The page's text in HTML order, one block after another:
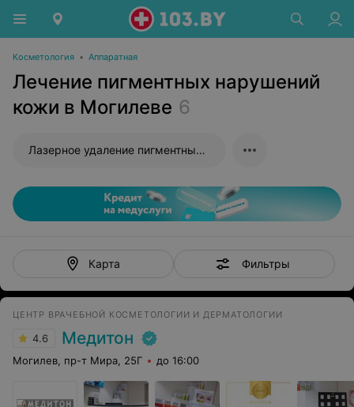
Косметология • Аппаратная
Лечение пигментных нарушений
кожи в Могилеве 6
Лазерное удаление пигментных пятен
Карта Фильтры
ЦЕНТР ВРАЧЕБНОЙ КОСМЕТОЛОГИИ И ДЕРМАТОЛОГИИ
4.6 Медитон
Могилев, пр-т Мира, 25Г до 16:00